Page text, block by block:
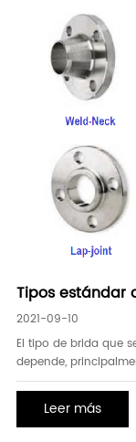
Tipos estándar
2021-09-10
El tipo de brida que
depende,
con brida. Las
soldadas, para
junta con brida se
Leer más